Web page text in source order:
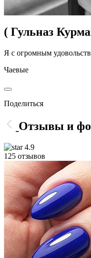
( Гульназ
Я с огромным
Чаевые
Поделиться
Отзывы и
4.9
125 отзывов